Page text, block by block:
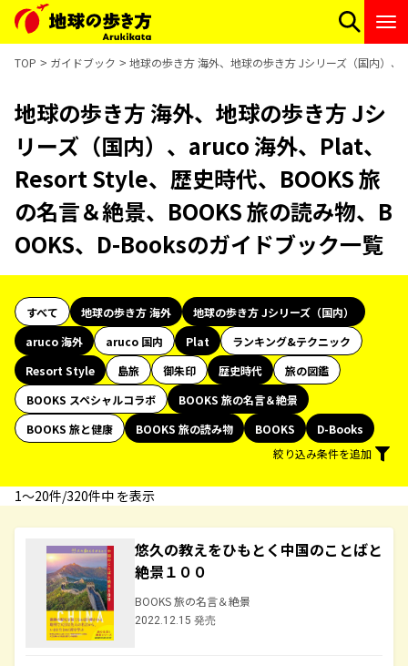
TOP ガイドブック 地球の歩き方 海外、地球の歩き方 Jシリーズ（国内）
地球の歩き方 海外、地球の歩き方 Jシ
リーズ（国内）、aruco 海外、Plat、
Resort Style、歴史時代、BOOKS 旅
の名言＆絶景、BOOKS 旅の読み物、B
OOKS、D-Booksのガイドブック一覧
すべて 地球の歩き方 海外
地球の歩き方 Jシリーズ（国内）
aruco 海外
aruco 国内 Plat
ランキング&テクニック
Resort Style
島旅 御朱印 歴史時代
旅の図鑑
BOOKS スペシャルコラボ
BOOKS 旅の名言＆絶景
BOOKS 旅と健康
BOOKS 旅の読み物 BOOKS
D-Books
絞り込み条件を追加
1〜20件/320件中 を表示
悠久の教えをひもとく中国のことばと
絶景１００
BOOKS 旅の名言＆絶景
2022.12.15 発売